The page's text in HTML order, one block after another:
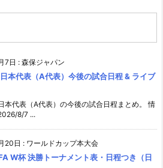
7日 : 森保ジャパン
本代表（A代表）今後の試合日程 & ライブ
本代表（A代表）の今後の試合日程まとめ。 情
8/7 ...
20日 : ワールドカップ本大会
W杯 決勝トーナメント表・日程つき（日